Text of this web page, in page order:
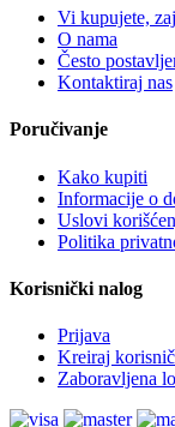
Vi kupujete,
O nama
Često
Kontaktiraj nas
Poručivanje
Kako kupiti
Informacije o
Uslovi
Politika
Korisnički nalog
Prijava
Kreiraj
Zaboravljena